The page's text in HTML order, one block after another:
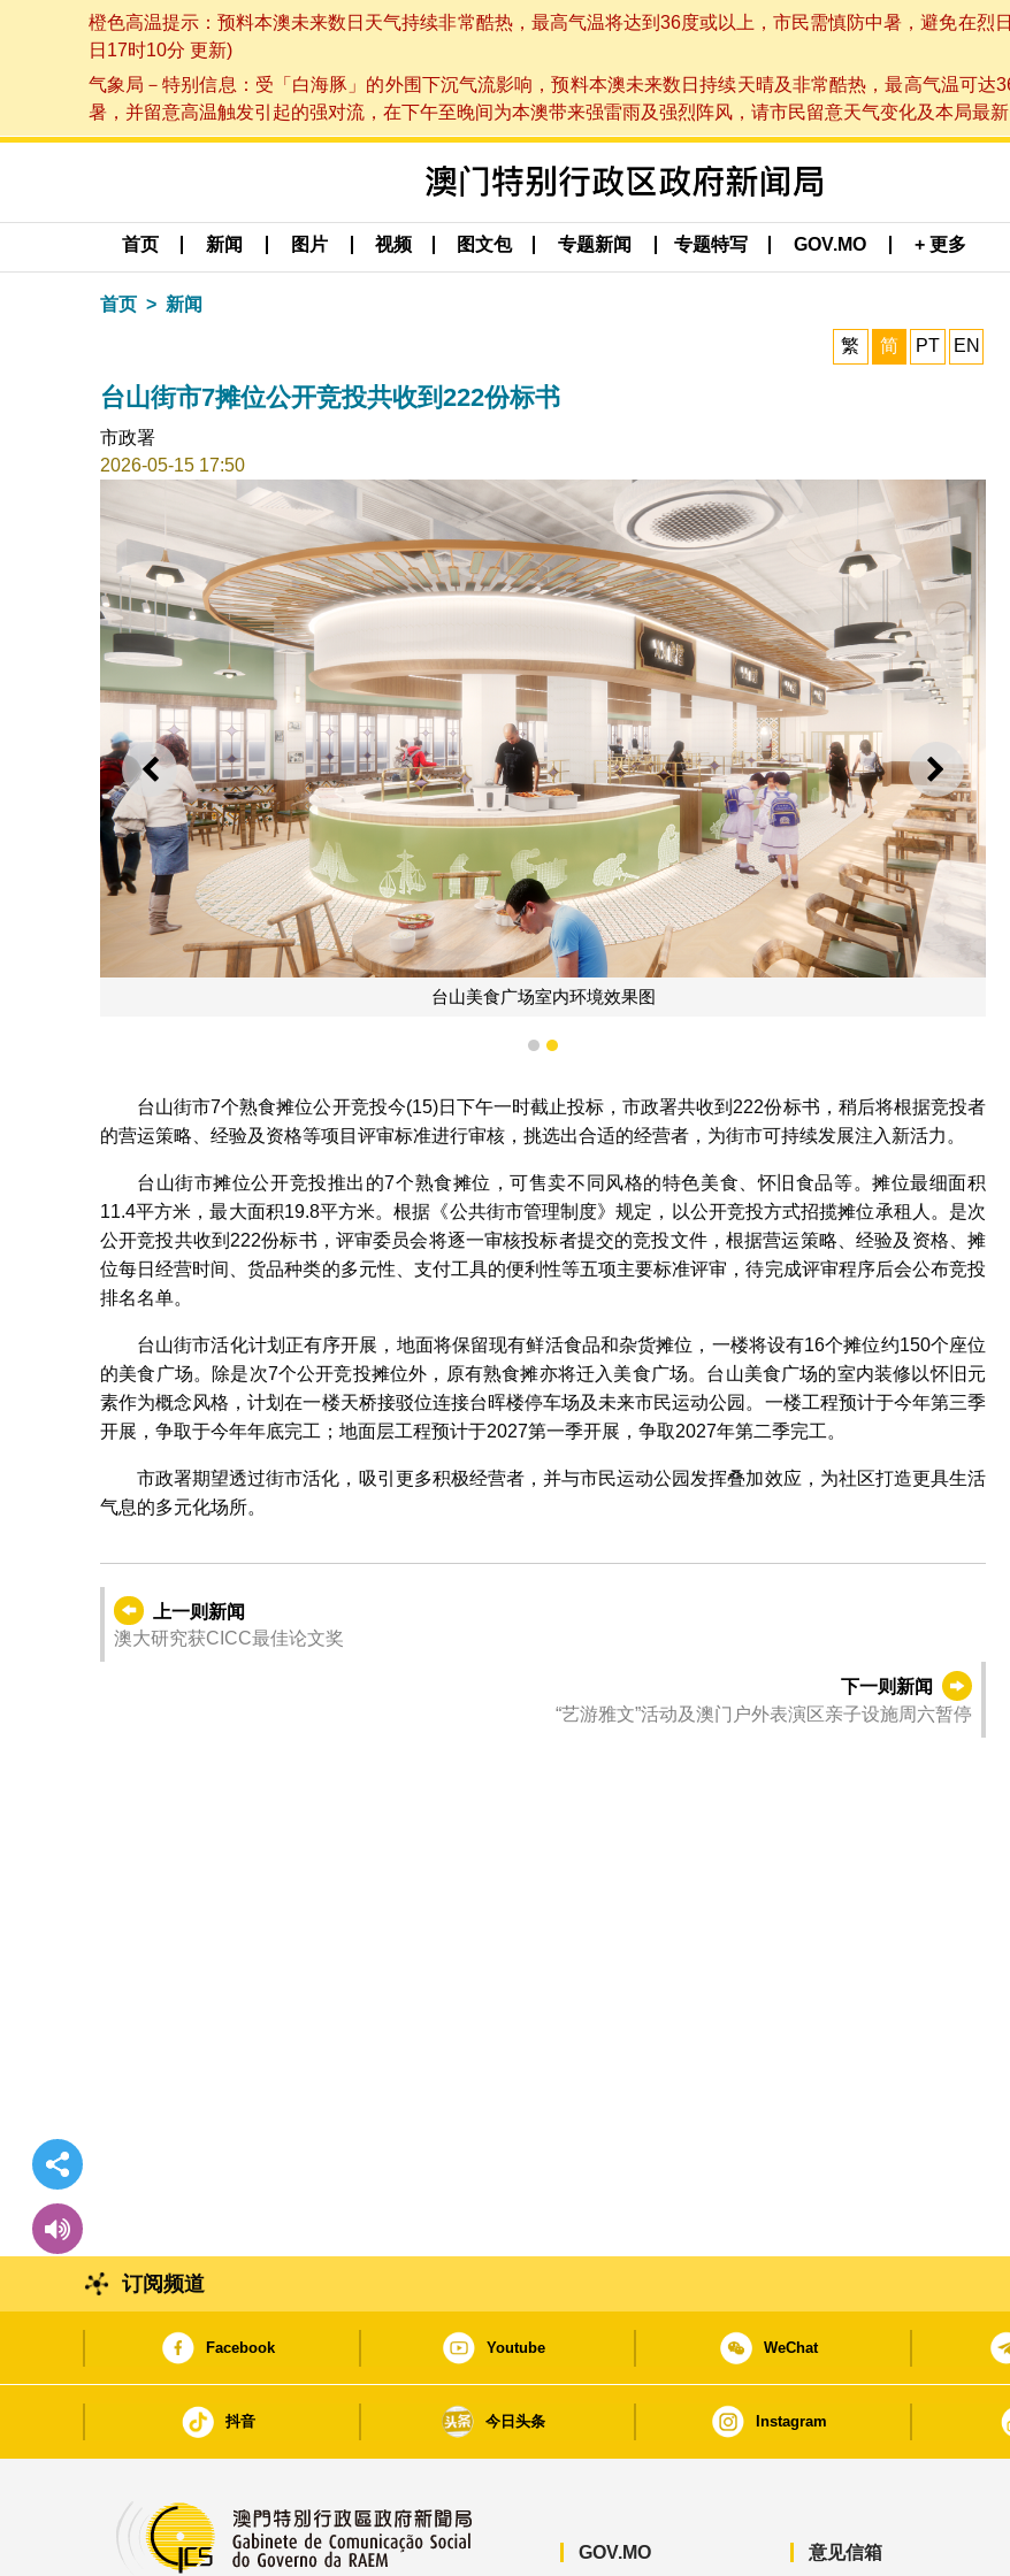
橙色高温提示：预料本澳未来数日天气持续非常酷热，最高气温将达到36度或以上，市民需慎防中暑，避免在烈
日17时10分 更新)
气象局－特别信息：受「白海豚」的外围下沉气流影响，预料本澳未来数日持续天晴及非常酷热，最高气温可达
暑，并留意高温触发引起的强对流，在下午至晚间为本澳带来强雷雨及强烈阵风，请市民留意天气变化及本局最
首页 新闻 图片 视频 图文包 专题新闻 专题特写 GOV.MO + 更多
首页 新闻
繁 简 PT EN
台山街市7摊位公开竞投共收到222份标书
市政署
2026-05-15 17:50
上一则 下一则
台山美
1 2
台山街市7个熟食摊位公开竞投今(15)日下午一时截止投标，市政署共收到222份标书，稍后将根据竞投者
的营运策略、经验及资格等项目评审标准进行审核，挑选出合适的经营者，为街市可持续发展注入新活力。
台山街市摊位公开竞投推出的7个熟食摊位，可售卖不同风格的特色美食、怀旧食品等。摊位最细面积
11.4平方米，最大面积19.8平方米。根据《公共街市管理制度》规定，以公开竞投方式招揽摊位承租人。是次
公开竞投共收到222份标书，评审委员会将逐一审核投标者提交的竞投文件，根据营运策略、经验及资格、摊
位每日经营时间、货品种类的多元性、支付工具的便利性等五项主要标准评审，待完成评审程序后会公布竞投
排名名单。
台山街市活化计划正有序开展，地面将保留现有鲜活食品和杂货摊位，一楼将设有16个摊位约150个座位
的美食广场。除是次7个公开竞投摊位外，原有熟食摊亦将迁入美食广场。台山美食广场的室内装修以怀旧元
素作为概念风格，计划在一楼天桥接驳位连接台晖楼停车场及未来市民运动公园。一楼工程预计于今年第三季
开展，争取于今年年底完工；地面层工程预计于2027第一季开展，争取2027年第二季完工。
市政署期望透过街市活化，吸引更多积极经营者，并与市民运动公园发挥叠加效应，为社区打造更具生活
气息的多元化场所。
上一则新闻
澳大研究获CICC最佳论文奖
下一则新闻
“艺游雅文”活动及澳门户外表演区亲子设施周六暂停
订阅频道
Facebook Youtube WeChat
抖音 今日头条 Instagram
GOV.MO 意见信箱